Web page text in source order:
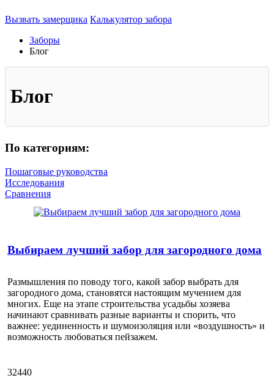
Вызвать замерщика Калькулятор забора
Заборы
Блог
Блог
По категориям:
Пошаговые руководства
Исследования
Сравнения
Выбираем лучший забор для загородного дома
Размышления по поводу того, какой забор выбрать для
загородного дома, становятся настоящим мучением для
многих. Еще на этапе строительства усадьбы хозяева
начинают сравнивать разные варианты и спорить, что
важнее: уединенность и шумоизоляция или «воздушность» и
возможность любоваться пейзажем.
32440